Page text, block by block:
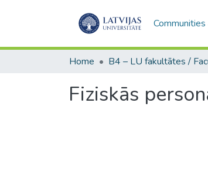
Home
Fiziskās